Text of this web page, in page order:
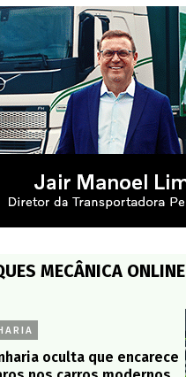
MECÂNICA ONLINE
oculta que encarece